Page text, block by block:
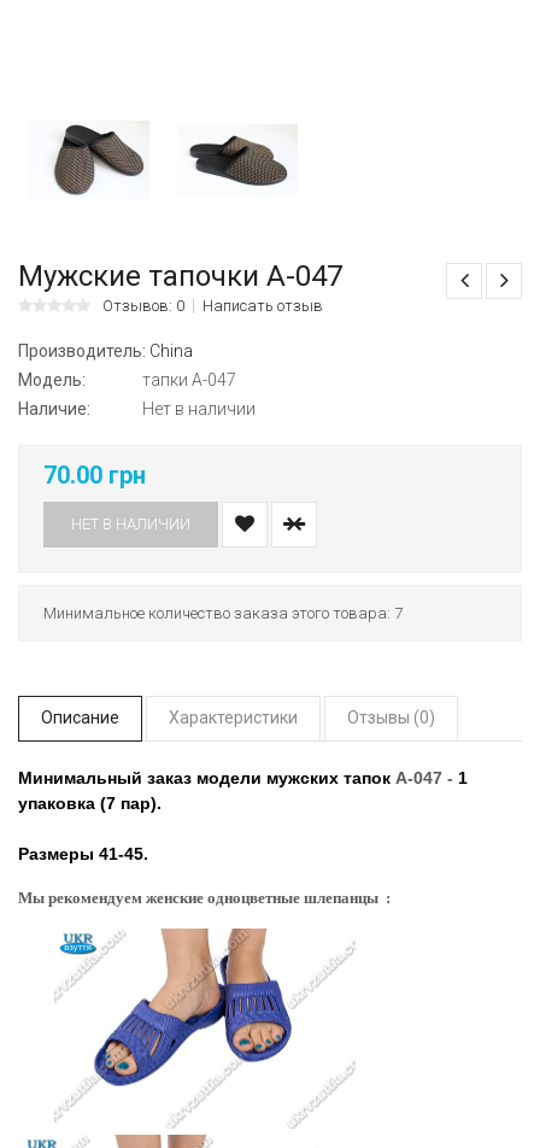
Мужские тапочки А-047
Отзывов: 0 Написать отзыв
Производитель: China
Модель:
тапки А-047
Наличие:
Нет в наличии
70.00 грн
НЕТ В НАЛИЧИИ
Минимальное количество заказа этого товара: 7
Описание Характеристики Отзывы (0)
Минимальный заказ модели мужских тапок А-047 - 1
упаковка (7 пар).
Размеры 41-45.
Мы рекомендуем женские одноцветные шлепанцы :